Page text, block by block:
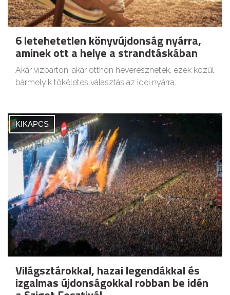
6 letehetetlen könyvújdonság nyárra,
aminek ott a helye a strandtáskában
Akár vízparton, akár otthon heverésznétek, ezek közül
bármelyik tökéletes választás az idei nyárra.
KIKAPCS
Világsztárokkal, hazai legendákkal és
izgalmas újdonságokkal robban be idén